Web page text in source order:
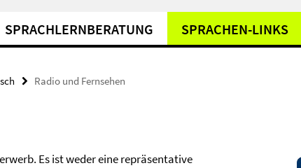
SPRACHLERNBERATUNG SPRACHEN-LINKS
Radio und Fernsehen
Es ist weder eine repräsentative